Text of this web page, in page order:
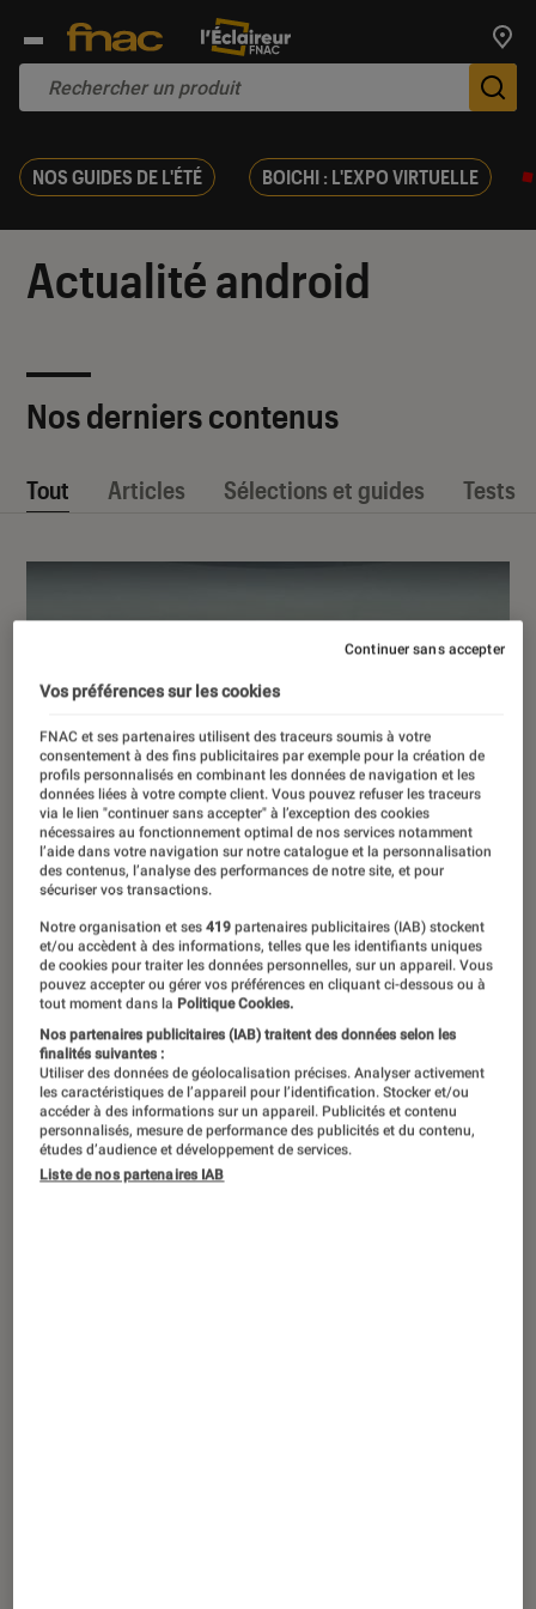
NOS GUIDES DE L'ÉTÉ BOICHI : L'EXPO VIRTUELLE
Actualité android
Nos derniers contenus
Tout Articles Sélections et guides Tests
Xiaomi Mi 11 : le retour du flagship killer
ACTU
Smartphones • 08 fév. 2021
Vos préférences sur les cookies
FNAC et ses partenaires utilisent des traceurs soumis à votre
consentement à des fins publicitaires par exemple pour la création de
profils personnalisés en combinant les données de navigation et les
données liées à votre compte client. Vous pouvez refuser les traceurs
via le lien "continuer sans accepter" à l’exception des cookies
nécessaires au fonctionnement optimal de nos services notamment
l’aide dans votre navigation sur notre catalogue et la personnalisation
des contenus, l’analyse des performances de notre site, et pour
sécuriser vos transactions.
Notre organisation et ses419 partenaires publicitaires (IAB) stockent
et/ou accèdent à des informations, telles que les identifiants uniques
de cookies pour traiter les données personnelles, sur un appareil. Vous
pouvez accepter ou gérer vos préférences en cliquant ci-dessous ou à
tout moment dans la Politique Cookies.
Nos partenaires publicitaires (IAB) traitent des données selon les
finalités suivantes :
Utiliser des données de géolocalisation précises. Analyser activement
les caractéristiques de l’appareil pour l’identification. Stocker et/ou
accéder à des informations sur un appareil. Publicités et contenu
personnalisés, mesure de performance des publicités et du contenu,
études d’audience et développement de services.
Liste de nos partenaires IAB
Continuer sans accepter